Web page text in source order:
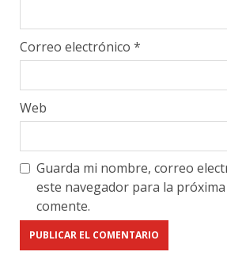
Correo electrónico *
Web
Guarda mi nombre, correo
este navegador para la próxima
comente.